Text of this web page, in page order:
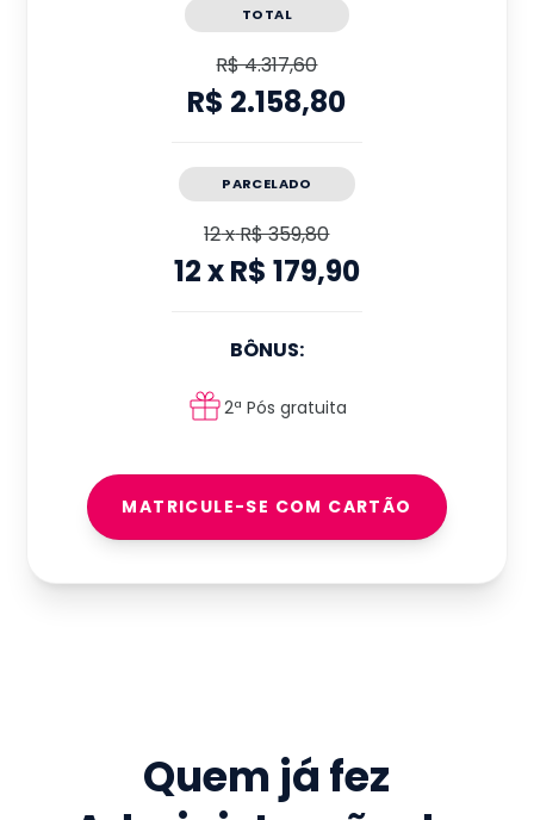
TOTAL
R$ 4.317,60
R$ 2.158,80
PARCELADO
12xR$ 359,80
12xR$ 179,90
BÔNUS:
2ª Pós gratuita
MATRICULE-SE COM CARTÃO
Quem já fez